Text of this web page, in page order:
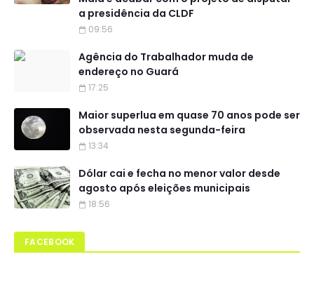
a presidência da CLDF
09:56
Agência do Trabalhador muda de
endereço no Guará
17:25
Maior superlua em quase 70 anos pode ser
observada nesta segunda-feira
13:34
Dólar cai e fecha no menor valor desde
agosto após eleições municipais
18:56
FACEBOOK